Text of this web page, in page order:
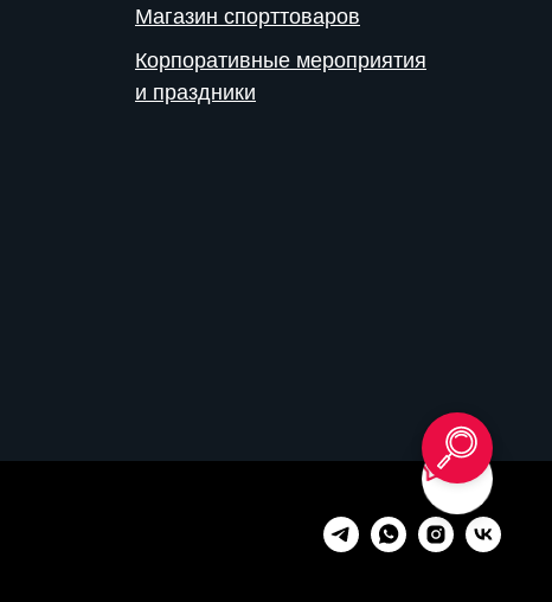
Магазин спорттоваров
Корпоративные мероприятия
и праздники